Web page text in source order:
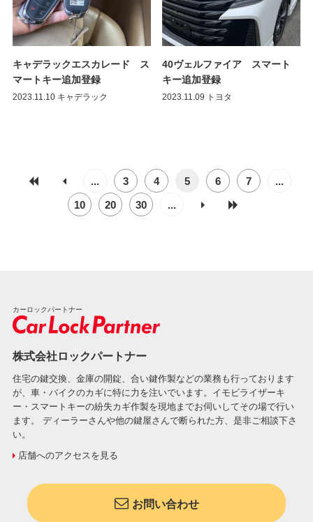
キャデラックエスカレード ス
マートキー追加登録
2023.11.10 キャデラック
40ヴェルファイア スマート
キー追加登録
2023.11.09 トヨタ
... 3 4 5 6 7
...
10
20 30 ...
カーロックパートナー
株式会社ロックパートナー
住宅の鍵交換、金庫の開錠、合い鍵作製などの業務も行っております
が、車・バイクのカギに特に力を注いでいます。イモビライザーキ
ー・スマートキーの紛失カギ作製を現地までお伺いしてその場で行い
ます。 ディーラーさんや他の鍵屋さんで断られた方、是非ご相談下さ
い。
店舗へのアクセスを見る
お問い合わせ